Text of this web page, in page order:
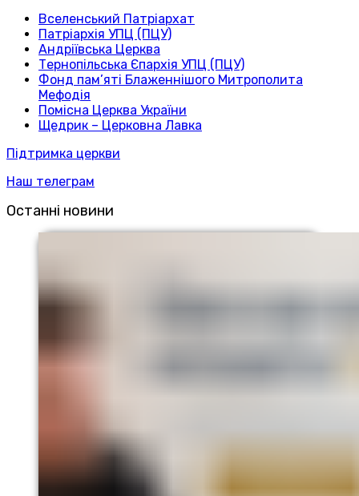
Вселенський Патріархат
Патріархія УПЦ (ПЦУ)
Андріївська Церква
Тернопільська Єпархія УПЦ (ПЦУ)
Фонд пам’яті Блаженнішого Митрополита
Мефодія
Помісна Церква України
Щедрик – Церковна Лавка
Підтримка церкви
Наш телеграм
Останні новини